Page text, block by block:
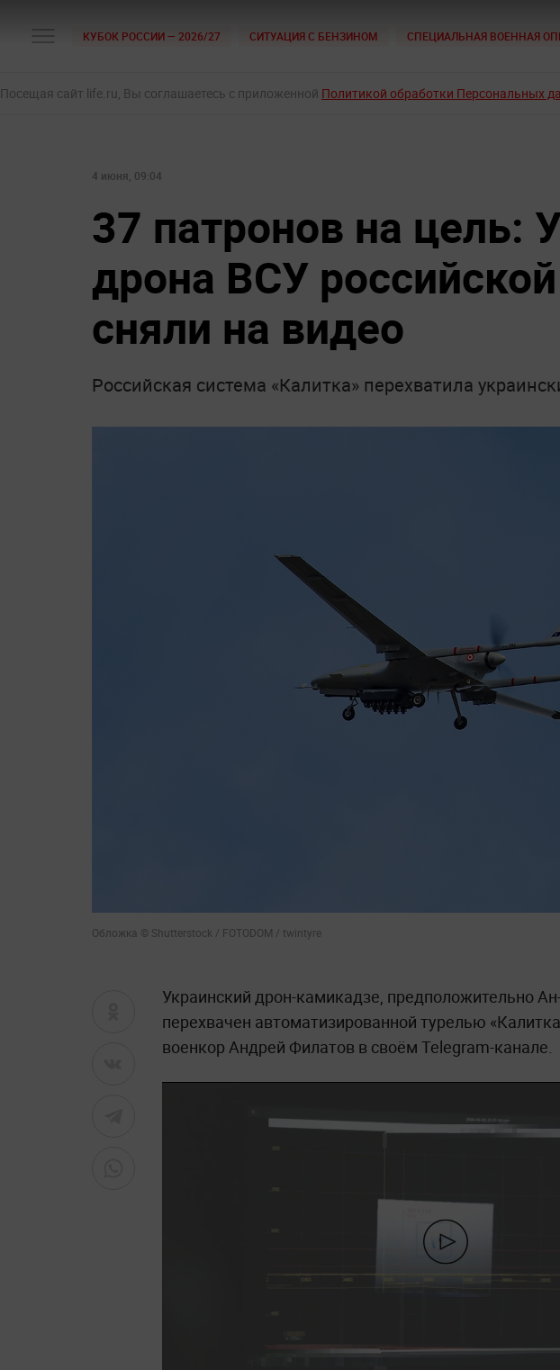
КУБОК РОССИИ — 2026/27 СИТУАЦИЯ С БЕНЗИНОМ СПЕЦИАЛЬНАЯ ВОЕННАЯ
Посещая сайт life.ru, Вы соглашаетесь с приложенной Политикой обработки Персональных
4 июня, 09:04
37 патронов на цель:
дрона ВСУ
сняли на видео
Российская система «Калитка» перехватила
Обложка © Shutterstock / FOTODOM / twintyre
Украинский дрон-камикадзе, предположительно
перехвачен автоматизированной турелью
военкор Андрей Филатов в своём Telegram-канале.